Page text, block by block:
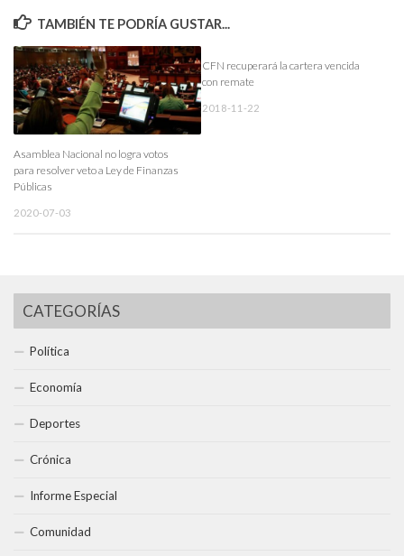
TAMBIÉN TE PODRÍA GUSTAR...
Asamblea Nacional no logra votos
para resolver veto a Ley de Finanzas
Públicas
2020-07-03
CFN recuperará la cartera vencida
con remate
2018-11-22
CATEGORÍAS
Política
Economía
Deportes
Crónica
Informe Especial
Comunidad